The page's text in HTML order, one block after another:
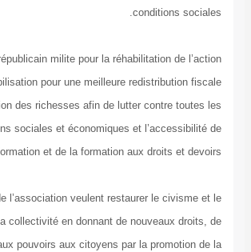
Ce projet républicain milite pour la réhabilitation
publique, la mobilisation pour une meilleure
et répartition des richesses afin de lutter
discriminations sociales et économiques et
l’information et de la formation aux
Les fondateurs de l’association veulent restaurer le
sens de la collectivité en donnant de
nouveaux pouvoirs aux citoyens par la